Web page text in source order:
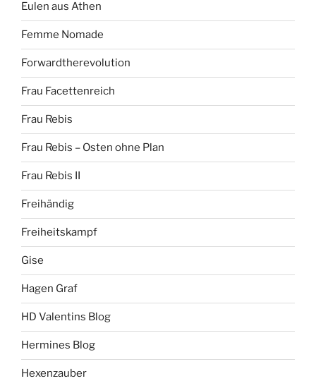
Eulen aus Athen
Femme Nomade
Forwardtherevolution
Frau Facettenreich
Frau Rebis
Frau Rebis – Osten ohne Plan
Frau Rebis II
Freihändig
Freiheitskampf
Gise
Hagen Graf
HD Valentins Blog
Hermines Blog
Hexenzauber